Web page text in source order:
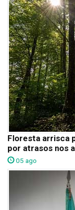
Floresta arrisca
por atrasos nos
05 ago